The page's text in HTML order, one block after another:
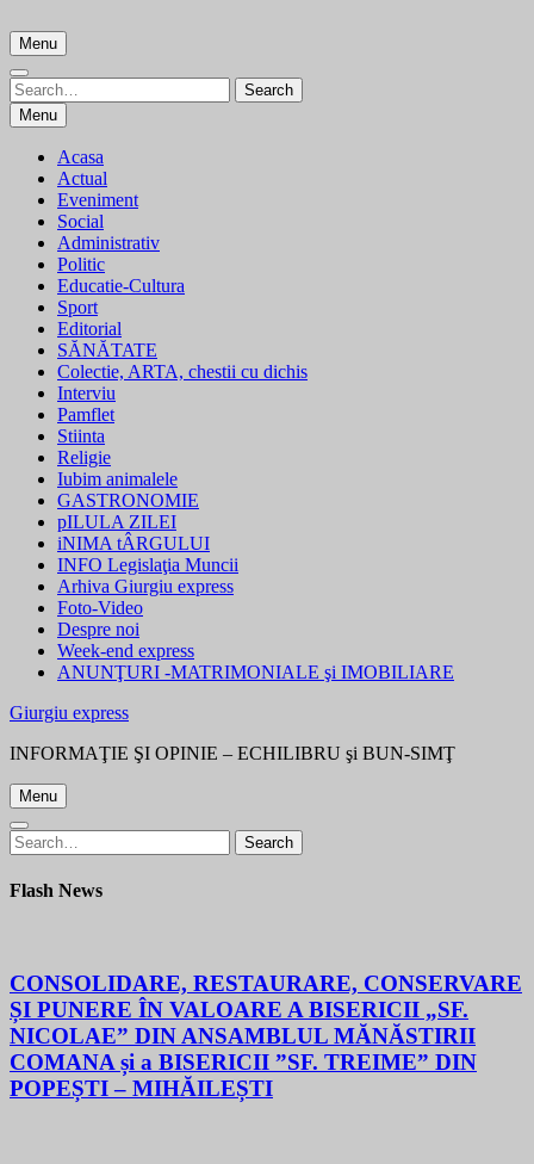
to
content
Menu
Search
for:
Search
Menu
Acasa
Actual
Eveniment
Social
Administrativ
Politic
Educatie-Cultura
Sport
Editorial
SĂNĂTATE
Colectie, ARTA, chestii cu dichis
Interviu
Pamflet
Stiinta
Religie
Iubim animalele
GASTRONOMIE
pILULA ZILEI
iNIMA tÂRGULUI
INFO Legislaţia Muncii
Arhiva Giurgiu express
Foto-Video
Despre noi
Week-end express
ANUNŢURI -MATRIMONIALE şi IMOBILIARE
Giurgiu express
INFORMAŢIE ŞI OPINIE – ECHILIBRU şi BUN-SIMŢ
Menu
Search
for:
Search
Flash News
CONSOLIDARE, RESTAURARE, CONSERVARE
ȘI PUNERE ÎN VALOARE A BISERICII „SF.
NICOLAE” DIN ANSAMBLUL MĂNĂSTIRII
COMANA și a BISERICII ”SF. TREIME” DIN
POPEȘTI – MIHĂILEȘTI